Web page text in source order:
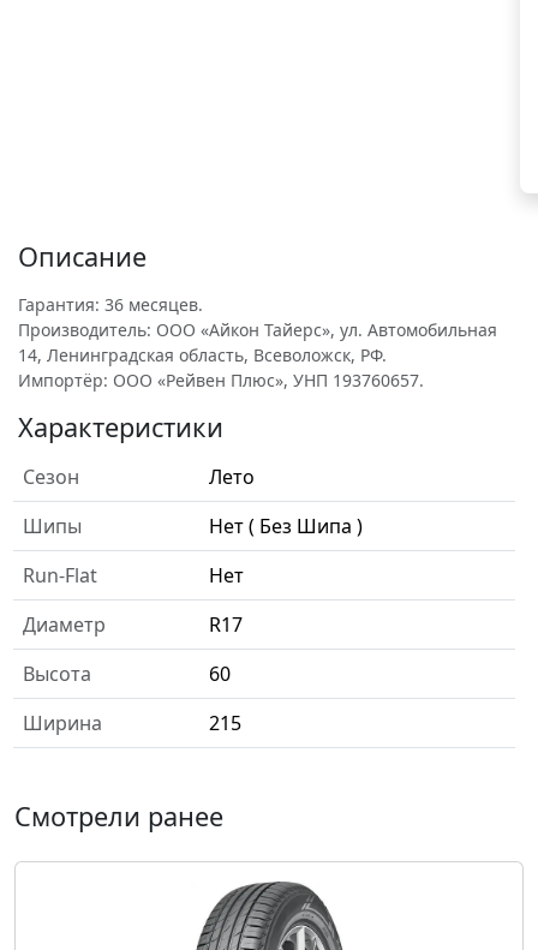
Описание
Гарантия: 36 месяцев.
Производитель: ООО «Айкон Тайерс», ул. Автомобильная
14, Ленинградская область, Всеволожск, РФ.
Импортёр: ООО «Рейвен Плюс», УНП 193760657.
Характеристики
Сезон
Лето
Шипы
Нет ( Без Шипа )
Run-Flat
Нет
Диаметр
R17
Высота
60
Ширина
215
Смотрели ранее